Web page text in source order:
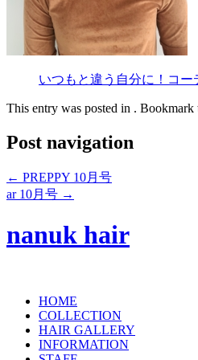
いつもと違う自分に！コー
This entry was posted in . Bookmark
Post navigation
← PREPPY 10月号
ar 10月号 →
nanuk hair
HOME
COLLECTION
HAIR GALLERY
INFORMATION